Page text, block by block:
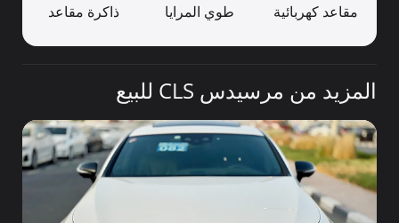
مقاعد كهربائية طوي المرايا ذاكرة مقاعد
المزيد من مرسيدس CLS للبيع